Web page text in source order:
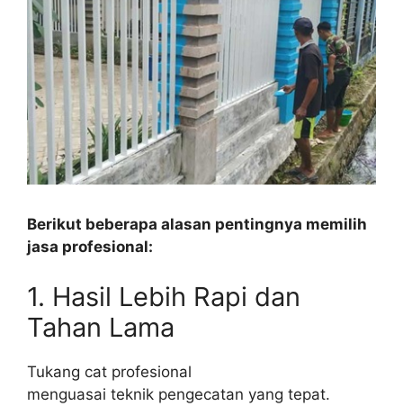
Berikut beberapa alasan pentingnya memilih
jasa profesional:
1. Hasil Lebih Rapi dan
Tahan Lama
Tukang cat profesional
menguasai teknik pengecatan yang tepat.